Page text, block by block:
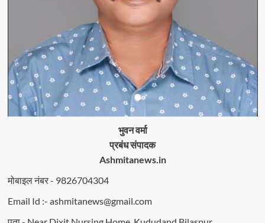
भुवन वर्मा
प्रबंध संपादक
Ashmitanews.in
मोबाइल नंबर - 9826704304
Email Id :- ashmitanews@gmail.com